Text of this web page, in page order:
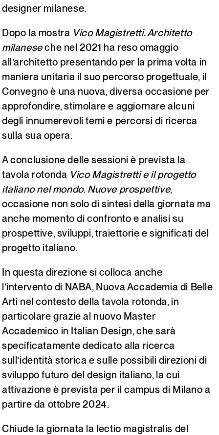
designer milanese.
Dopo la mostra Vico Magistretti. Architetto
milaneseche nel 2021 ha reso omaggio
all’architetto presentando per la prima volta in
maniera unitaria il suo percorso progettuale, il
Convegno è una nuova, diversa occasione per
approfondire, stimolare e aggiornare alcuni
degli innumerevoli temi e percorsi di ricerca
sulla sua opera.
A conclusione delle sessioni è prevista la
tavola rotonda Vico Magistretti e il progetto
italiano nel mondo. Nuove prospettive,
occasione non solo di sintesi della giornata ma
anche momento di confronto e analisi su
prospettive, sviluppi, traiettorie e significati del
progetto italiano.
In questa direzione si colloca anche
l’intervento di NABA, Nuova Accademia di Belle
Arti nel contesto della tavola rotonda, in
particolare grazie al nuovo Master
Accademico in Italian Design, che sarà
specificatamente dedicato alla ricerca
sull’identità storica e sulle possibili direzioni di
sviluppo futuro del design italiano, la cui
attivazione è prevista per il campus di Milano a
partire da ottobre 2024.
Chiude la giornata la lectio magistralis del